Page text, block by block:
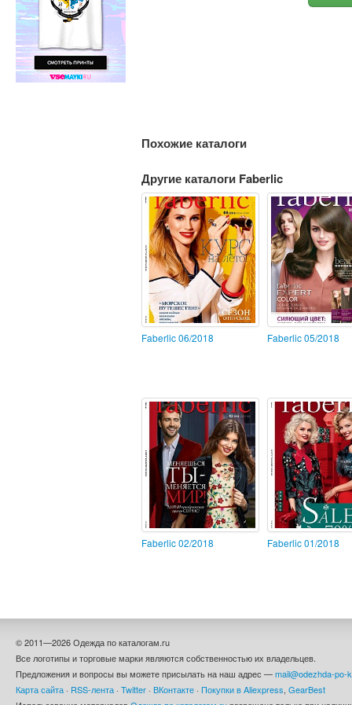
Похожие каталоги
Другие каталоги Faberlic
Faberlic 06/2018 Faberlic 05/2018
Faberlic 02/2018 Faberlic 01/2018
© 2011—2026 Одежда по каталогам.ru
Все логотипы и торговые марки являются собственностью их владельцев.
Предложения и вопросы вы можете присылать на наш адрес —mail@odezhda-po-
Карта сайта · RSS-лента · Twitter · ВКонтакте · Покупки в Aliexpress GearBest